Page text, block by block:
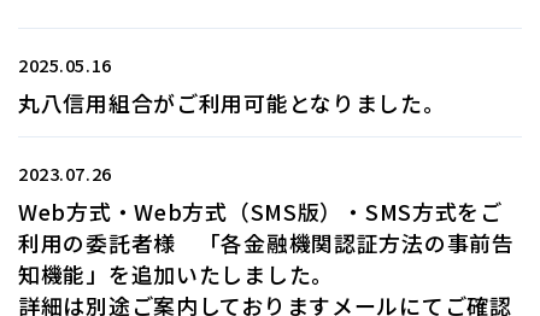
2025.05.16
丸八信用組合がご利用可能となりました。
2023.07.26
Web方式・Web方式（SMS版）・SMS方式をご
利用の委託者様 「各金融機関認証方法の事前告
知機能」を追加いたしました。
詳細は別途ご案内しておりますメールにてご確認